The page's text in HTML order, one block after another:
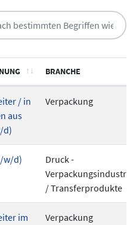
BRANCHE
/ in
aus
d)
Verpackung
w/d)
Druck -
Verpackungsindustrie
/ Transferprodukte
im
Verpackung